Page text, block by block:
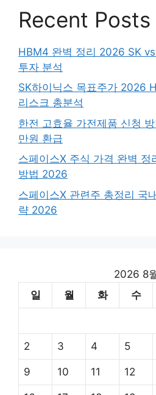
Recent Posts
HBM4 완벽 정리 2026 SK
투자 분석
SK하이닉스 목표주가 2026
리스크 총분석
한전 고효율 가전제품 신청
만원 환급
스페이스X 주식 가격 완벽 정
방법 2026
스페이스X 관련주 총정리 국
략 2026
2026 8
일
월 화 수
2 3 4 5
9 10 11 12